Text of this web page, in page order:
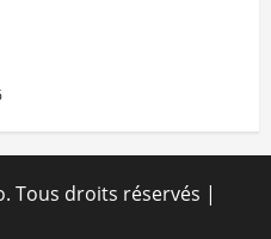
Tous droits réservés |